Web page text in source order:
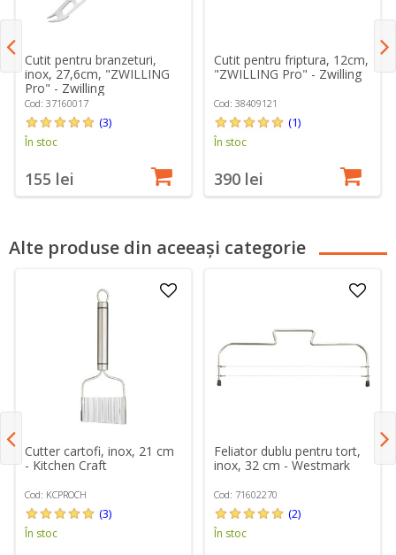
Cutit pentru branzeturi,
inox, 27,6cm, "ZWILLING
Pro" - Zwilling
Cod: 37160017
(3)
În stoc
155 lei
Cutit pentru friptura, 12cm,
"ZWILLING Pro" - Zwilling
Cod: 38409121
(1)
În stoc
390 lei
Alte produse din aceeași categorie
Cutter cartofi, inox, 21 cm
- Kitchen Craft
Cod: KCPROCH
(3)
În stoc
Feliator dublu pentru tort,
inox, 32 cm - Westmark
Cod: 71602270
(2)
În stoc